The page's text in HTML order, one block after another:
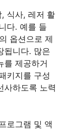
식사, 레저 활
다. 예를 들
옵션으로 제
됩니다. 많은
를 제공하거
키지를 구성
사하도록 노력
로그램 및 액